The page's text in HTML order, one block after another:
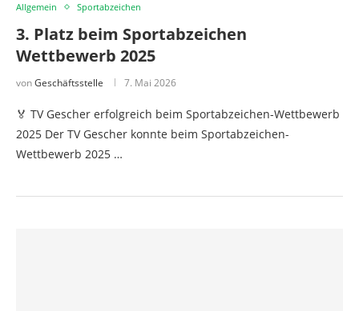
Allgemein Sportabzeichen
3. Platz beim Sportabzeichen
Wettbewerb 2025
vonGeschäftsstelle 7. Mai 2026
🏅 TV Gescher erfolgreich beim Sportabzeichen-Wettbewerb
2025 Der TV Gescher konnte beim Sportabzeichen-
Wettbewerb 2025 …